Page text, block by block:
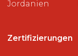
Jordanien
Zertifizierungen